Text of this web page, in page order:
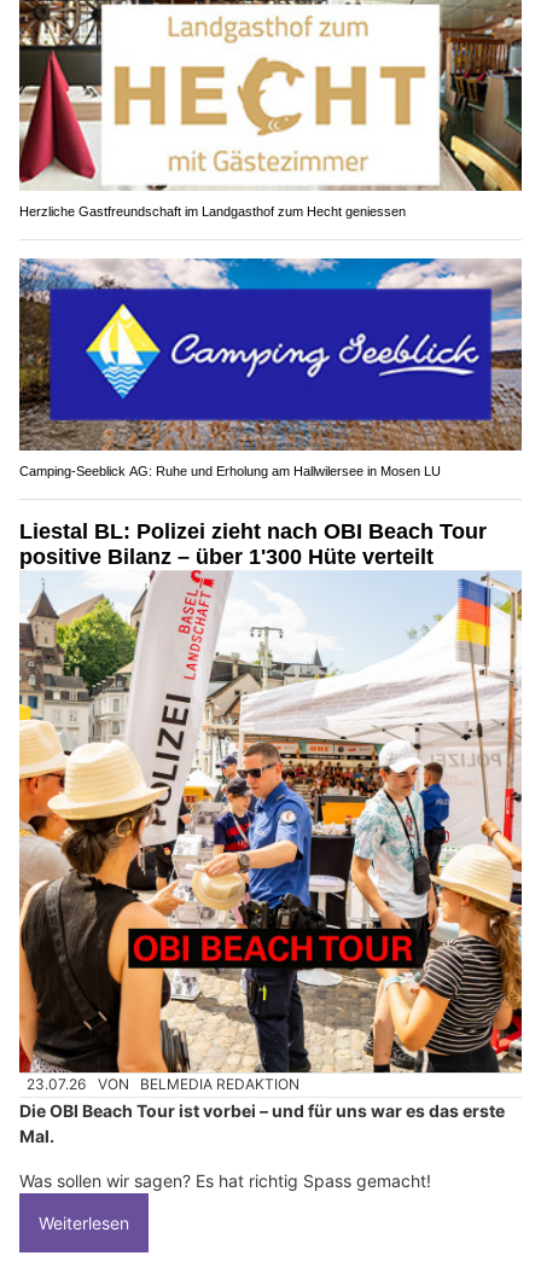
Herzliche Gastfreundschaft im Landgasthof zum Hecht geniessen
Camping-Seeblick AG: Ruhe und Erholung am Hallwilersee in Mosen LU
Liestal BL: Polizei zieht nach OBI Beach Tour
positive Bilanz – über 1'300 Hüte verteilt
23.07.26 VON BELMEDIA REDAKTION
Die OBI Beach Tour ist vorbei – und für uns war es das erste
Mal.
Was sollen wir sagen? Es hat richtig Spass gemacht!
Weiterlesen